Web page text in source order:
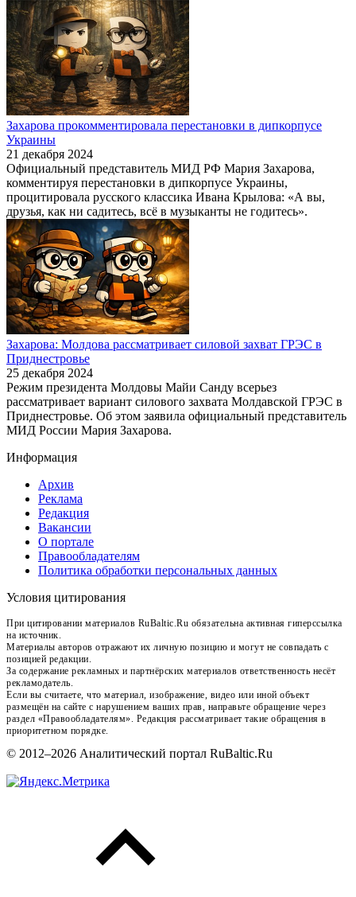
Захарова прокомментировала перестановки в дипкорпусе
Украины
21 декабря 2024
Официальный представитель МИД РФ Мария Захарова,
комментируя перестановки в дипкорпусе Украины,
процитировала русского классика Ивана Крылова: «А вы,
друзья, как ни садитесь, всё в музыканты не годитесь».
Захарова: Молдова рассматривает силовой захват ГРЭС в
Приднестровье
25 декабря 2024
Режим президента Молдовы Майи Санду всерьез
рассматривает вариант силового захвата Молдавской ГРЭС в
Приднестровье. Об этом заявила официальный представитель
МИД России Мария Захарова.
Информация
Архив
Реклама
Редакция
Вакансии
О портале
Правообладателям
Политика обработки персональных данных
Условия цитирования
При цитировании материалов RuBaltic.Ru обязательна активная гиперссылка
на источник.
Материалы авторов отражают их личную позицию и могут не совпадать с
позицией редакции.
За содержание рекламных и партнёрских материалов ответственность несёт
рекламодатель.
Если вы считаете, что материал, изображение, видео или иной объект
размещён на сайте с нарушением ваших прав, направьте обращение через
раздел «Правообладателям». Редакция рассматривает такие обращения в
приоритетном порядке.
© 2012–2026 Аналитический портал RuBaltic.Ru